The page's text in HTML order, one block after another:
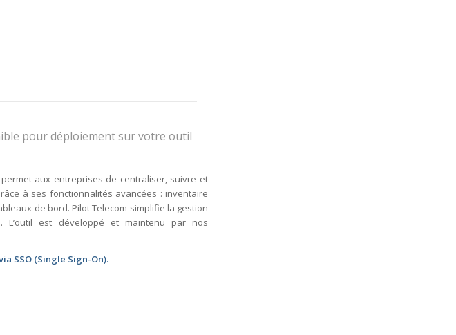
pour déploiement sur votre outil
aux entreprises de centraliser, suivre et
à ses fonctionnalités avancées : inventaire
de bord. Pilot Telecom simplifie la gestion
L’outil est développé et maintenu par nos
SSO (Single Sign-On).